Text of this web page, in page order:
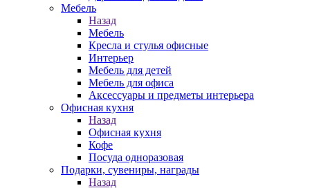
Мебель
Назад
Мебель
Кресла и стулья офисные
Интерьер
Мебель для детей
Мебель для офиса
Аксессуары и предметы интерьера
Офисная кухня
Назад
Офисная кухня
Кофе
Посуда одноразовая
Подарки, сувениры, награды
Назад